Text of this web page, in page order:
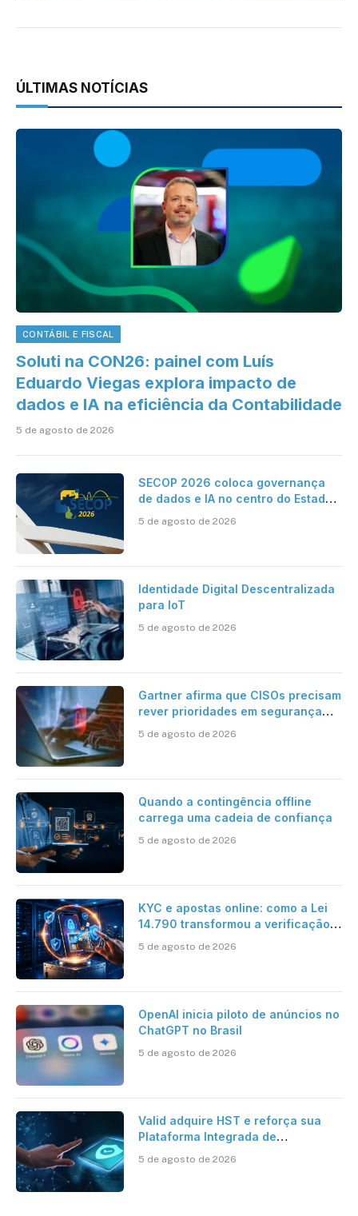
ÚLTIMAS NOTÍCIAS
CONTÁBIL E FISCAL
Soluti na CON26: painel com Luís
Eduardo Viegas explora impacto de
dados e IA na eficiência da Contabilidade
5 de agosto de 2026
SECOP 2026 coloca governança
de dados e IA no centro do Estado
5 de agosto de 2026
Identidade Digital Descentralizada
para IoT
5 de agosto de 2026
Gartner afirma que CISOs precisam
rever prioridades em segurança
desafios impostos pela Inteligência
5 de agosto de 2026
Quando a contingência offline
carrega uma cadeia de confiança
5 de agosto de 2026
KYC e apostas online: como a Lei
14.790 transformou a verificação
brasileiro
5 de agosto de 2026
OpenAI inicia piloto de anúncios no
ChatGPT no Brasil
5 de agosto de 2026
Valid adquire HST e reforça sua
Plataforma Integrada de
5 de agosto de 2026